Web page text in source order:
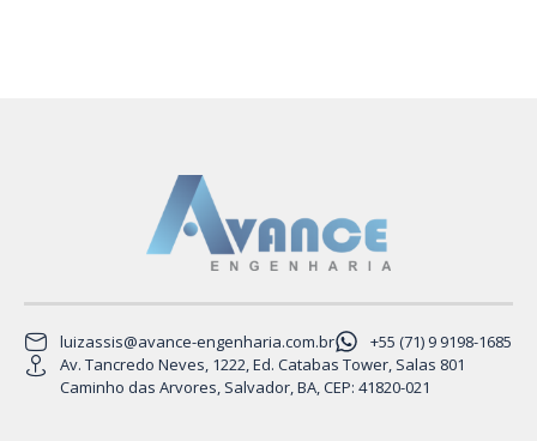
luizassis@avance-engenharia.com.br
+55 (71) 9 9198-1685
Av. Tancredo Neves, 1222, Ed. Catabas Tower, Salas 801
Caminho das Arvores, Salvador, BA, CEP: 41820-021